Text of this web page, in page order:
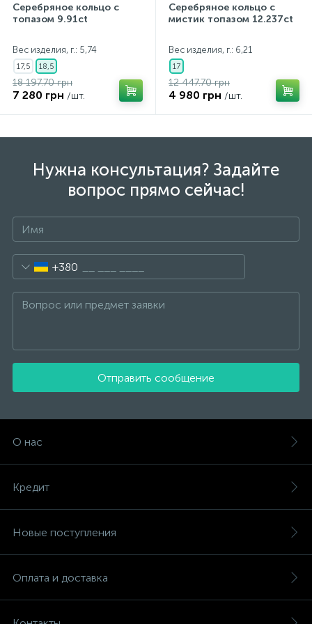
Серебряное кольцо с
топазом 9.91ct
Вес изделия, г.: 5,74
17,5 18,5
18 197.70 грн
7 280 грн /шт.
Серебряное кольцо с
мистик топазом 12.237ct
Вес изделия, г.: 6,21
17
12 447.70 грн
4 980 грн /шт.
Нужна консультация? Задайте
вопрос прямо сейчас!
+380
Отправить сообщение
О нас
Кредит
Новые поступления
Оплата и доставка